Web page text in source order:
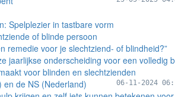
Spelplezier in tastbare vorm
of blinde persoon
remedie voor je slechtziend- of blindheid?”
jaarlijkse onderscheiding voor een volledig
voor blinden en slechtzienden
en de NS (Nederland) 06-11-2024